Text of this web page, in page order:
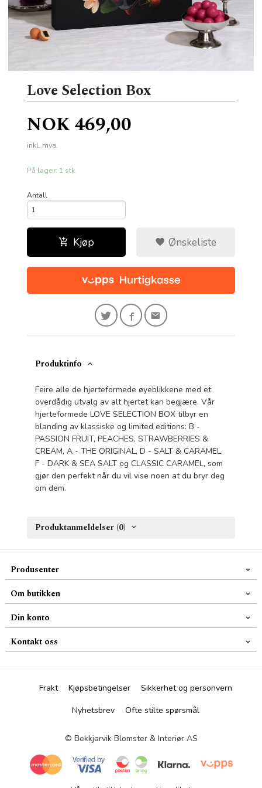
Love Selection Box
Pris
NOK469,00
inkl. mva.
På lager: 1 stk.
Antall
Kjøp Ønskeliste
Produktinfo
Feire alle de hjerteformede øyeblikkene med et
overdådig utvalg av alt hjertet kan begjære. Vår
hjerteformede LOVE SELECTION BOX tilbyr en
blanding av klassiske og limited editions: B -
PASSION FRUIT, PEACHES, STRAWBERRIES &
CREAM, A - THE ORIGINAL, D - SALT & CARAMEL,
F - DARK & SEA SALT og CLASSIC CARAMEL, som
gjør den perfekt når du vil vise noen at du bryr deg
om dem.
Produktanmeldelser (0)
Produsenter
Om butikken
Din konto
Kontakt oss
Frakt Kjøpsbetingelser
Sikkerhet og personvern
Nyhetsbrev
Ofte stilte spørsmål
© Bekkjarvik Blomster & Interiør AS